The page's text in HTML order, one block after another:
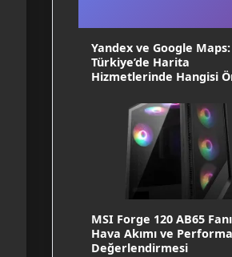
Yandex ve Google Maps:
Türkiye’de Harita
Hizmetlerinde Hangisi
MSI Forge 120 AB65
Hava Akımı ve
Değerlendirmesi